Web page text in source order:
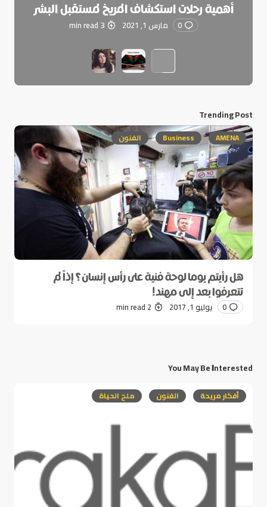
أهمية رحلات استكشاف المريخ لمستقبل البشر
0 مارس 1, 2021 3 min read
Trending Post
AMENA
Business الفنون
هل رأيتم يوما لوحة فنية على رأس إنسان؟ إذاً لم
تتعرفوا بعد إلى مهند!
0 يوليو 1, 2017 2 min read
You May Be Interested
أفكار مريحة الفنون ملح الحياة